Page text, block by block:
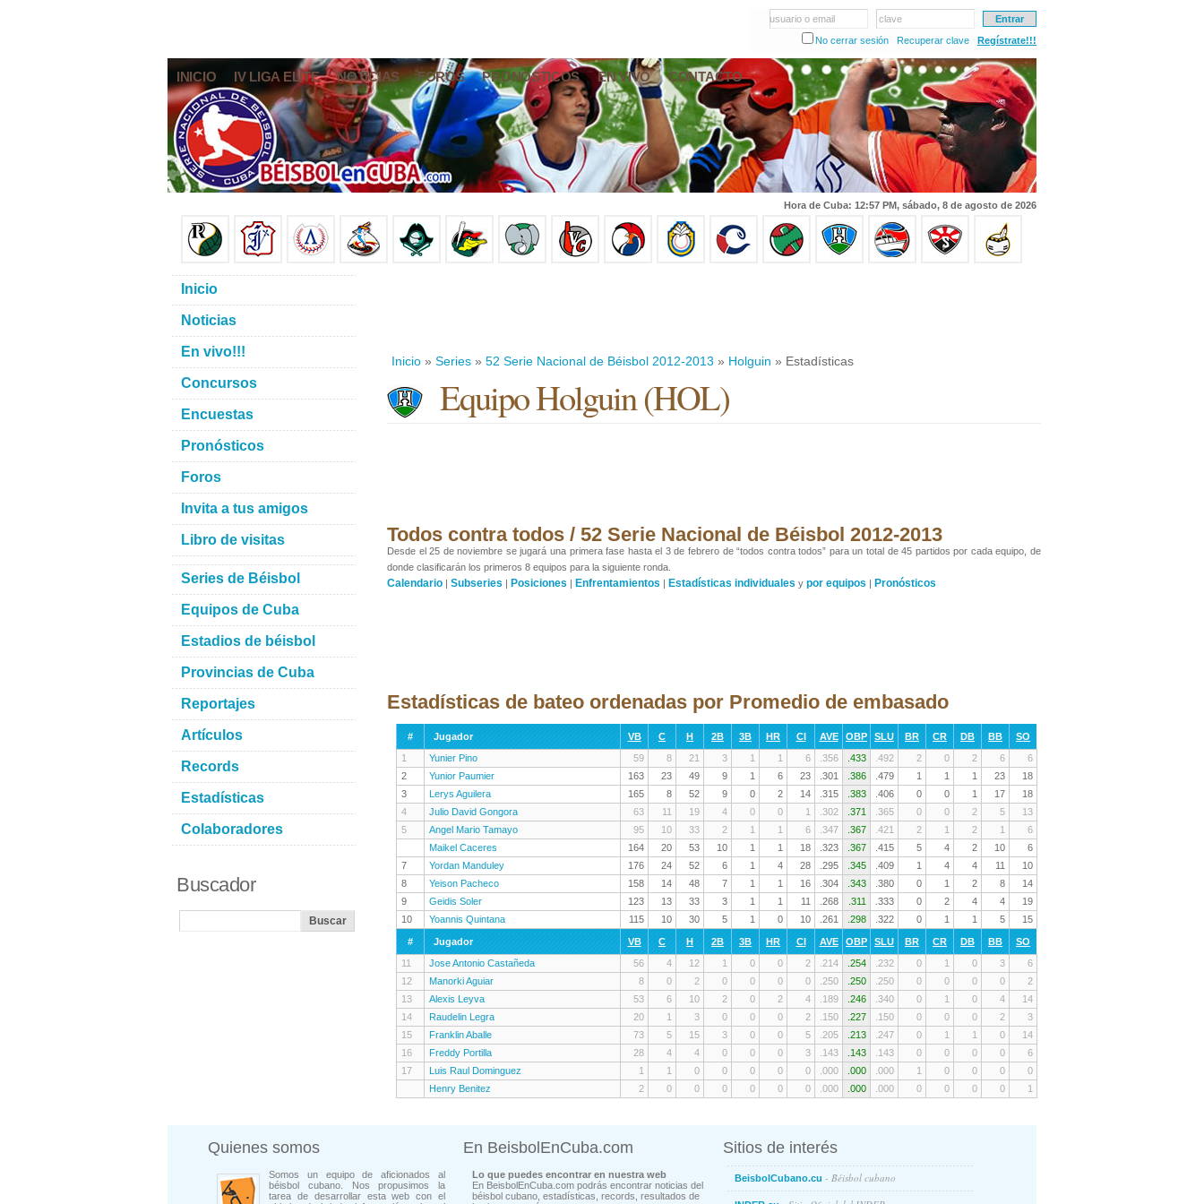
usuario o email
clave
No cerrar sesión
Recuperar clave Regístrate!!!
INICIO IV LIGA ELITE NOTICIAS FOROS PRONÓSTICOS EN VIVO CONTACTO
Hora de Cuba: 12:57 PM, sábado, 8 de agosto de 2026
Inicio » Series » 52 Serie Nacional de Béisbol 2012-2013 » Holguin » Estadísticas
Equipo Holguin (HOL)
Todos contra todos / 52 Serie Nacional de Béisbol 2012-2013
Desde el 25 de noviembre se jugará una primera fase hasta el 3 de febrero de “todos contra todos” para un total de 45 partidos por cada equipo, de
donde clasificarán los primeros 8 equipos para la siguiente ronda.
Calendario | Subseries | Posiciones | Enfrentamientos | Estadísticas individuales y por equipos | Pronósticos
Estadísticas de bateo ordenadas por Promedio de embasado
# Jugador VB C H 2B 3B HR CI AVE OBP SLU BR CR DB BB
SO
1
Yunier Pino 59 8 21 3 1 1 6 .356 .433 .492 2 0 2 6
6
2
Yunior Paumier 163 23 49 9 1 6 23 .301 .386 .479 1 1 1 23
18
3
Lerys Aguilera 165 8 52 9 0 2 14 .315 .383 .406 0 0 1 17
18
4
Julio David Gongora 63 11 19 4 0 0 1 .302 .371 .365 0 0 2 5
13
5
Angel Mario Tamayo 95 10 33 2 1 1 6 .347 .367 .421 2 1 2 1
6
Maikel Caceres
164 20 53 10 1 1 18 .323 .367 .415 5 4 2 10
6
7
Yordan Manduley 176 24 52 6 1 4 28 .295 .345 .409 1 4 4 11
10
8
Yeison Pacheco 158 14 48 7 1 1 16 .304 .343 .380 0 1 2 8
14
9
Geidis Soler 123 13 33 3 1 1 11 .268 .311 .333 0 2 4 4
19
10
Yoannis Quintana 115 10 30 5 1 0 10 .261 .298 .322 0 1 1 5 15
# Jugador VB C H 2B 3B HR CI AVE OBP SLU BR CR DB BB
SO
11
Jose Antonio Castañeda 56 4 12 1 0 0 2 .214 .254 .232 0 1 0 3
6
12
Manorki Aguiar 8 0 2 0 0 0 0 .250 .250 .250 0 0 0 0
2
13
Alexis Leyva 53 6 10 2 0 2 4 .189 .246 .340 0 1 0 4
14
14
Raudelin Legra 20 1 3 0 0 0 2 .150 .227 .150 0 0 0 2
3
15
Franklin Aballe 73 5 15 3 0 0 5 .205 .213 .247 0 1 1 0
14
16
Freddy Portilla 28 4 4 0 0 0 3 .143 .143 .143 0 0 0 0
6
17
Luis Raul Dominguez 1 1 0 0 0 0 0 .000 .000 .000 1 0 0 0
0
Henry Benitez
2 0 0 0 0 0 0 .000 .000 .000 0 0 0 0 1
Inicio
Noticias
En vivo!!!
Concursos
Encuestas
Pronósticos
Foros
Invita a tus amigos
Libro de visitas
Series de Béisbol
Equipos de Cuba
Estadios de béisbol
Provincias de Cuba
Reportajes
Artículos
Records
Estadísticas
Colaboradores
Buscador
Quienes somos
Somos un equipo de aficionados al
béisbol cubano. Nos propusimos la
tarea de desarrollar esta web con el
En BeisbolEnCuba.com
Lo que puedes encontrar en nuestra web
En BeisbolEnCuba.com podrás encontrar noticias del
béisbol cubano, estadísticas, records, resultados de
Sitios de interés
BeisbolCubano.cu - Béisbol cubano